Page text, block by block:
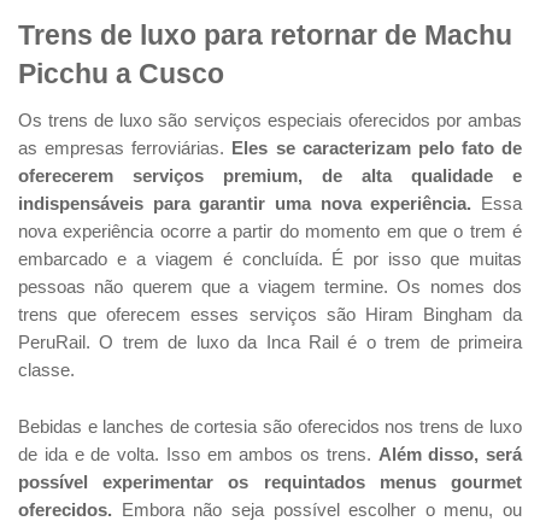
Trens de luxo para retornar de Machu
Picchu a Cusco
Os trens de luxo são serviços especiais oferecidos por ambas
as empresas ferroviárias.
Eles se caracterizam pelo fato de
oferecerem serviços premium, de alta qualidade e
indispensáveis para garantir uma nova experiência. Essa
nova experiência ocorre a partir do momento em que o trem é
embarcado e a viagem é concluída. É por isso que muitas
pessoas não querem que a viagem termine. Os nomes dos
trens que oferecem esses serviços são Hiram Bingham da
PeruRail. O trem de luxo da Inca Rail é o trem de primeira
classe.
Bebidas e lanches de cortesia são oferecidos nos trens de luxo
de ida e de volta. Isso em ambos os trens. Além disso, será
possível experimentar os requintados menus gourmet
oferecidos. Embora não seja possível escolher o menu, ou